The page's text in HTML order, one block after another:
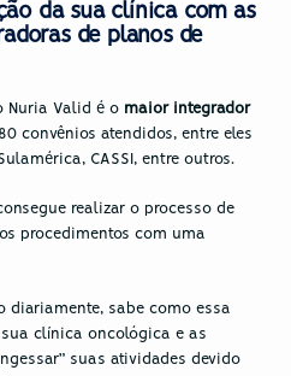
da sua clínica com as
de planos de
Nuria Valid é o maior integrador
convênios atendidos, entre eles
CASSI, entre outros.
procedimentos com uma
diariamente, sabe como essa
clínica oncológica e as
suas atividades devido